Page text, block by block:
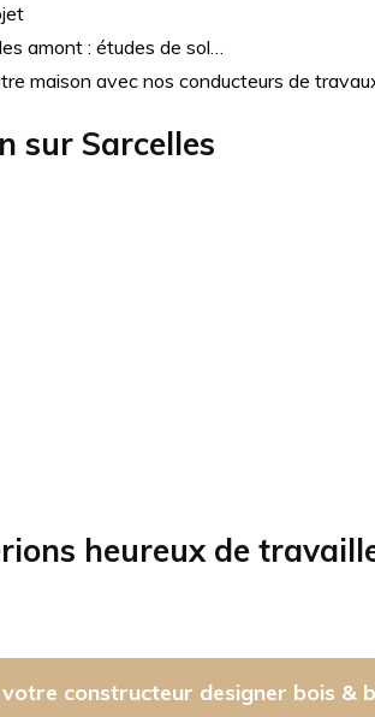
amont : études de sol…
maison avec nos conducteurs de
sur Sarcelles
heureux de
constructeur designer bois &